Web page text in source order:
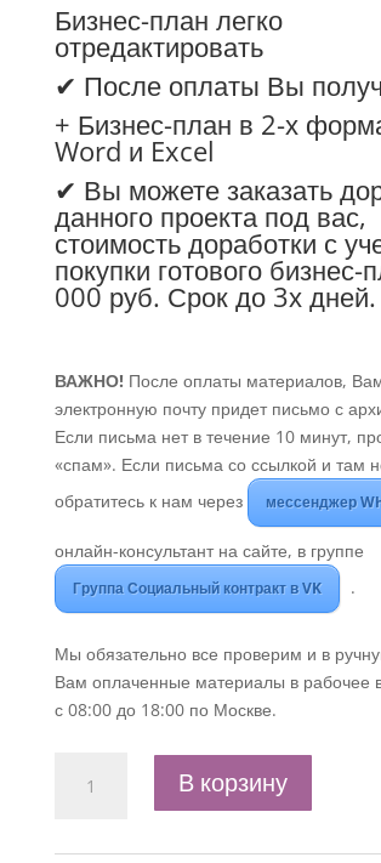
Бизнес-план легко
отредактировать
✔ После оплаты Вы
+ Бизнес-план в 2-х
Word и Excel
✔ Вы можете заказать
данного проекта под вас,
стоимость доработки с
покупки готового бизнес-
000 руб. Срок до 3х дней.
ВАЖНО!После оплаты материалов,
электронную почту придет письмо с
Если письма нет в течение 10 минут,
«спам». Если письма со ссылкой и там
обратитесь к нам через
мессенджер
онлайн-консультант на сайте, в группе
Группа Социальный контракт в VK .
Мы обязательно все проверим и в
Вам оплаченные материалы в рабочее
с 08:00 до 18:00 по Москве.
товара
план
В корзину